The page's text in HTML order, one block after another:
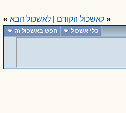
« לאשכול הקודם לאשכול הבא »
כלי אשכול חפש באשכול זה